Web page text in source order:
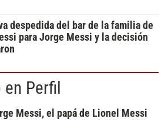
despedida del bar de la familia de
para Jorge Messi y la decisión
Perfil
Messi, el papá de Lionel Messi